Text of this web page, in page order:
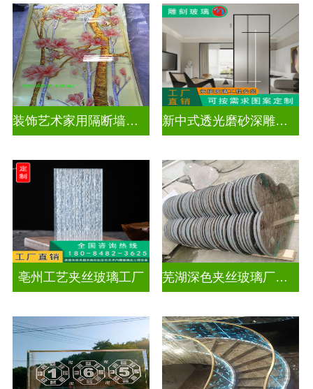
装饰艺术家用隔断墙深雕玻璃 新中式透光磨砂深雕玻璃
亳州工艺夹丝玻璃工厂 芜湖深色夹丝玻璃厂家电话